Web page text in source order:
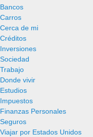
Bancos
Carros
Cerca de mi
Créditos
Inversiones
Sociedad
Trabajo
Donde vivir
Estudios
Impuestos
Finanzas Personales
Seguros
Viajar por Estados Unidos